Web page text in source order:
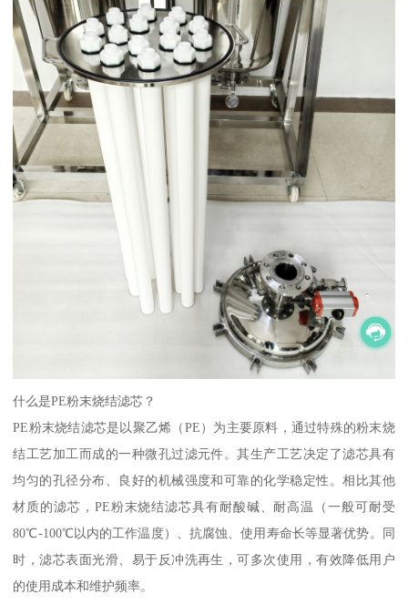
什么是PE粉末烧结滤芯？
PE粉末烧结滤芯是以聚乙烯（PE）为主要原料，通过特殊的粉末烧
结工艺加工而成的一种微孔过滤元件。其生产工艺决定了滤芯具有
均匀的孔径分布、良好的机械强度和可靠的化学稳定性。相比其他
材质的滤芯，PE粉末烧结滤芯具有耐酸碱、耐高温（一般可耐受
80℃-100℃以内的工作温度）、抗腐蚀、使用寿命长等显著优势。同
时，滤芯表面光滑、易于反冲洗再生，可多次使用，有效降低用户
的使用成本和维护频率。